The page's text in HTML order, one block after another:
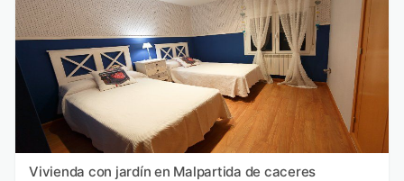
Vivienda con jardín en Malpartida de caceres